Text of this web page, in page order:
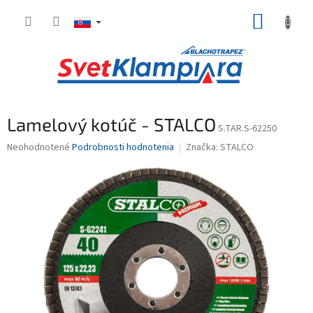
Lamelový kotúč - STALCO S.TAR.S-62250
Priemerné
hviezdičiek.
Neohodnotené Podrobnosti hodnotenia Značka: STALCO